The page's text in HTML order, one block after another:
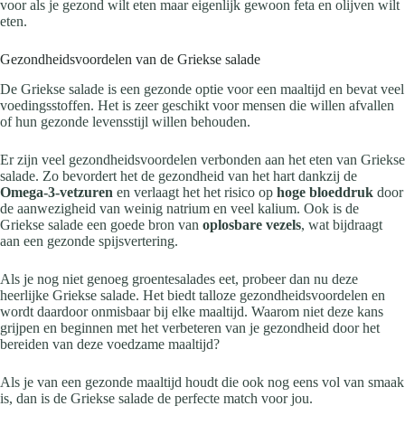
voor als je gezond wilt eten maar eigenlijk gewoon feta en olijven wilt
eten.
Gezondheidsvoordelen van de Griekse salade
De Griekse salade is een gezonde optie voor een maaltijd en bevat veel
voedingsstoffen. Het is zeer geschikt voor mensen die willen afvallen
of hun gezonde levensstijl willen behouden.
Er zijn veel gezondheidsvoordelen verbonden aan het eten van Griekse
salade. Zo bevordert het de gezondheid van het hart dankzij de
Omega-3-vetzuren en verlaagt het het risico op hoge bloeddruk door
de aanwezigheid van weinig natrium en veel kalium. Ook is de
Griekse salade een goede bron van oplosbare vezels, wat bijdraagt
aan een gezonde spijsvertering.
Als je nog niet genoeg groentesalades eet, probeer dan nu deze
heerlijke Griekse salade. Het biedt talloze gezondheidsvoordelen en
wordt daardoor onmisbaar bij elke maaltijd. Waarom niet deze kans
grijpen en beginnen met het verbeteren van je gezondheid door het
bereiden van deze voedzame maaltijd?
Als je van een gezonde maaltijd houdt die ook nog eens vol van smaak
is, dan is de Griekse salade de perfecte match voor jou.